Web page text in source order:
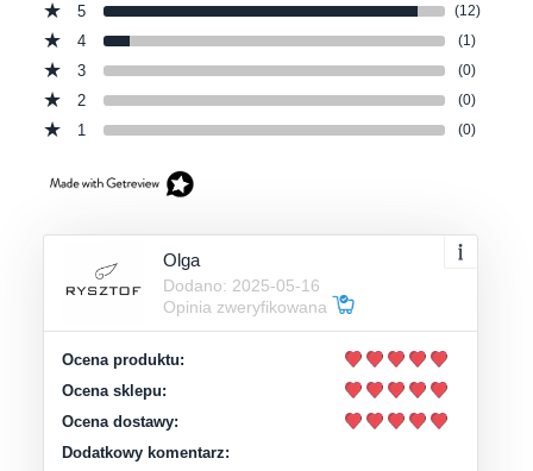
5 (12)
4 (1)
3 (0)
2 (0)
1 (0)
Olga
Dodano: 2025-05-16
Opinia zweryfikowana
Ocena produktu:
Ocena sklepu:
Ocena dostawy:
Dodatkowy komentarz: